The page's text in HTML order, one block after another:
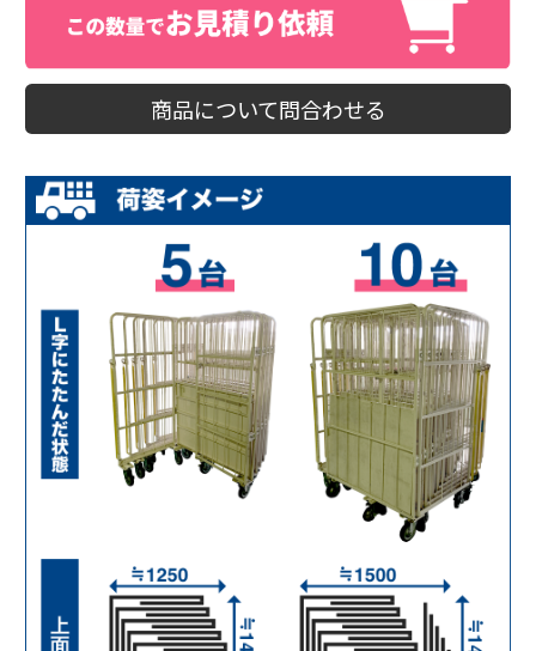
商品について問合わせる